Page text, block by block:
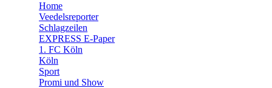
Home
Veedelsreporter
Schlagzeilen
EXPRESS E-Paper
1. FC Köln
Köln
Sport
Promi und Show